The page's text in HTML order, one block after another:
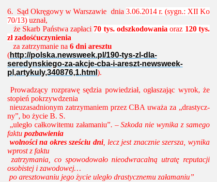
6. Sąd Okręgowy w Warszawie dnia 3.06.2014 r. (sygn.: XII Ko
70/13) uznał,
że Skarb Państwa zapłaci 70 tys. odszkodowaniaoraz 120 tys.
złzadośćuczynienia
za zatrzymanie na 6 dni aresztu
(http://polska.newsweek.pl/190-tys-zl-dla-
seredynskiego-za-akcje-cba-i-areszt-newsweek-
pl,artykuly,340876,1.html ).
Pro­wa­dzą­cy roz­pra­wę sę­dzia po­wie­dział, ogła­sza­jąc wyrok, że
sto­pień po­krzyw­dze­nia
nie­uza­sad­nio­nym za­trzy­ma­niem przez CBA uważa za „dra­stycz­
ny”, bo życie B. S.
„ule­gło cał­ko­wi­te­mu za­ła­ma­niu”. – Szko­da nie wy­ni­ka z sa­me­go
faktu po­zba­wie­nia
wol­no­ści na okres sze­ściu dni, lecz jest znacz­nie szer­sza, wy­ni­ka
wprost z faktu
za­trzy­ma­nia, co spo­wo­do­wa­ło nie­od­wra­cal­ną utra­tę re­pu­ta­cji
oso­bi­stej i za­wo­do­wej…
po aresztowaniu jego życie uległo drastycznemu załamaniu”